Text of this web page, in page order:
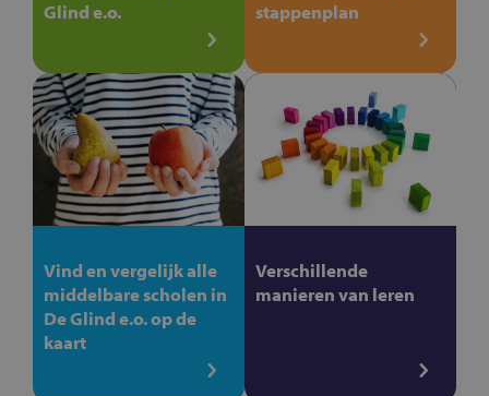
Glind e.o.
stappenplan
Vind en vergelijk alle
middelbare scholen in
De Glind e.o. op de
kaart
Verschillende
manieren van leren